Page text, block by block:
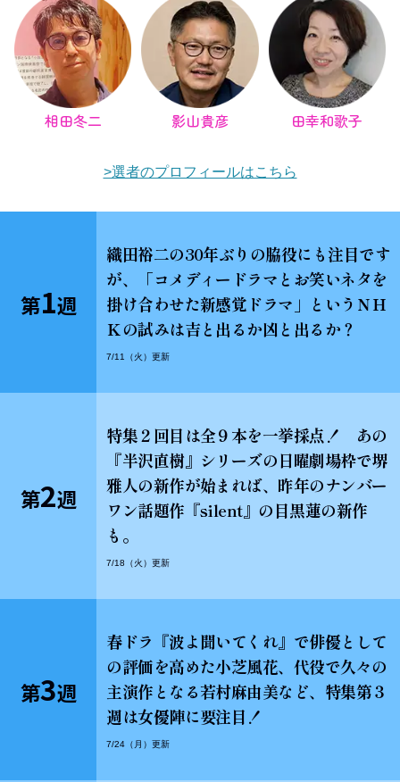
相田冬二 影山貴彦 田幸和歌子
>選者のプロフィールはこちら
第1週
織田裕二の30年ぶりの脇役にも注目です
が、「コメディードラマとお笑いネタを
掛け合わせた新感覚ドラマ」というＮＨ
Ｋの試みは吉と出るか凶と出るか？
7/11（火）更新
第2週
特集２回目は全９本を一挙採点！ あの
『半沢直樹』シリーズの日曜劇場枠で堺
雅人の新作が始まれば、昨年のナンバー
ワン話題作『silent』の目黒蓮の新作
も。
7/18（火）更新
第3週
春ドラ『波よ聞いてくれ』で俳優として
の評価を高めた小芝風花、代役で久々の
主演作となる若村麻由美など、特集第３
週は女優陣に要注目！
7/24（月）更新